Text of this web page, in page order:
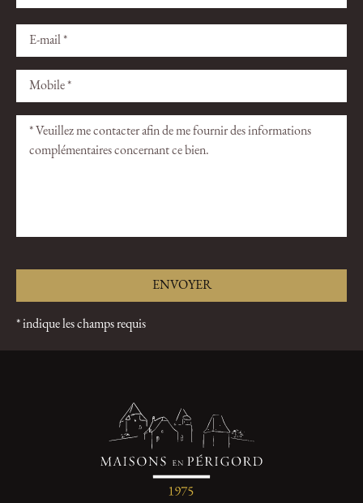
Veuillez
ce
champ
Veuillez
ce
champ
* indique les champs requis